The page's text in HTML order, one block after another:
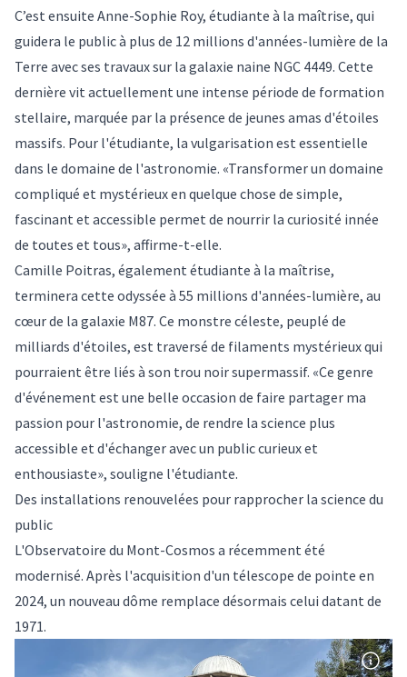
C’est ensuite Anne-Sophie Roy, étudiante à la maîtrise, qui
guidera le public à plus de 12 millions d'années-lumière de la
Terre avec ses travaux sur la galaxie naine NGC 4449. Cette
dernière vit actuellement une intense période de formation
stellaire, marquée par la présence de jeunes amas d'étoiles
massifs. Pour l'étudiante, la vulgarisation est essentielle
dans le domaine de l'astronomie. «Transformer un domaine
compliqué et mystérieux en quelque chose de simple,
fascinant et accessible permet de nourrir la curiosité innée
de toutes et tous», affirme-t-elle.
Camille Poitras, également étudiante à la maîtrise,
terminera cette odyssée à 55 millions d'années-lumière, au
cœur de la galaxie M87. Ce monstre céleste, peuplé de
milliards d'étoiles, est traversé de filaments mystérieux qui
pourraient être liés à son trou noir supermassif. «Ce genre
d'événement est une belle occasion de faire partager ma
passion pour l'astronomie, de rendre la science plus
accessible et d'échanger avec un public curieux et
enthousiaste», souligne l'étudiante.
Des installations renouvelées pour rapprocher la science du
public
L'Observatoire du Mont-Cosmos a récemment été
modernisé. Après l'acquisition d'un télescope de pointe en
2024, un nouveau dôme remplace désormais celui datant de
1971.